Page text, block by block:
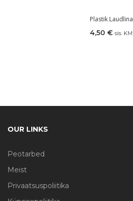
Plastik Laudlina
4,50 € sis. KM
OUR LINKS
Peotarbed
Meist
Privaatsuspoliitika